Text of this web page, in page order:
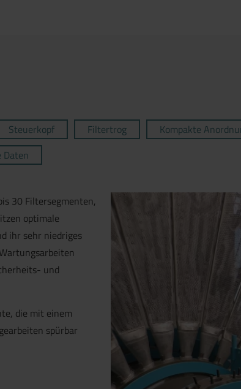
Steuerkopf Filtertrog
Kompakte
Daten
30 Filtersegmenten,
optimale
ihr sehr niedriges
und
die mit einem
spürbar